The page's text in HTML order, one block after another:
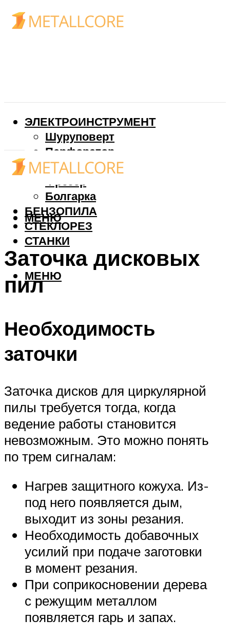
ЭЛЕКТРОИНСТРУМЕНТ
Шуруповерт
Перфоратор
Дрель
Фрезер
Болгарка
БЕНЗОПИЛА
СТЕКЛОРЕЗ
СТАНКИ
МЕНЮ
МЕНЮ
Заточка дисковых
пил
Необходимость
заточки
Заточка дисков для циркулярной
пилы требуется тогда, когда
ведение работы становится
невозможным. Это можно понять
по трем сигналам:
Нагрев защитного кожуха. Из-
под него появляется дым,
выходит из зоны резания.
Необходимость добавочных
усилий при подаче заготовки
в момент резания.
При соприкосновении дерева
с режущим металлом
появляется гарь и запах.